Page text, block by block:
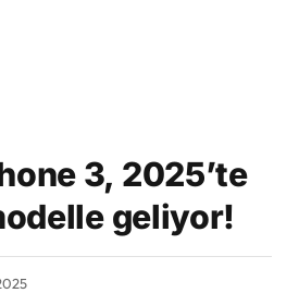
3, 2025’te
geliyor!